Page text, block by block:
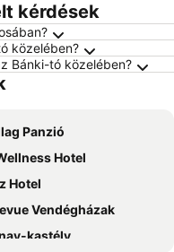
kérdések
közelében?
Bánki-tó közelében?
Panzió
Hotel
Hotel
Vendégházak
kastély